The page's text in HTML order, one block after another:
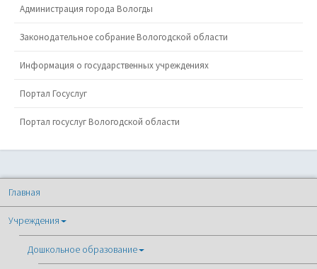
Администрация города Вологды
Законодательное собрание Вологодской области
Информация о государственных учреждениях
Портал Госуслуг
Портал госуслуг Вологодской области
Главная
Учреждения
Дошкольное образование